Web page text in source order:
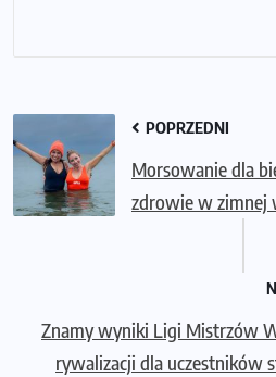
POPRZEDNI
Morsowanie dla
zdrowie w zimnej
Znamy wyniki Ligi Mistrzów
rywalizacji dla uczestników